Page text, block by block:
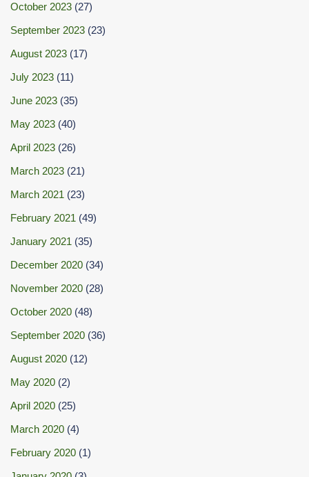
October 2023 (27)
September 2023 (23)
August 2023 (17)
July 2023 (11)
June 2023 (35)
May 2023 (40)
April 2023 (26)
March 2023 (21)
March 2021 (23)
February 2021 (49)
January 2021 (35)
December 2020 (34)
November 2020 (28)
October 2020 (48)
September 2020 (36)
August 2020 (12)
May 2020 (2)
April 2020 (25)
March 2020 (4)
February 2020 (1)